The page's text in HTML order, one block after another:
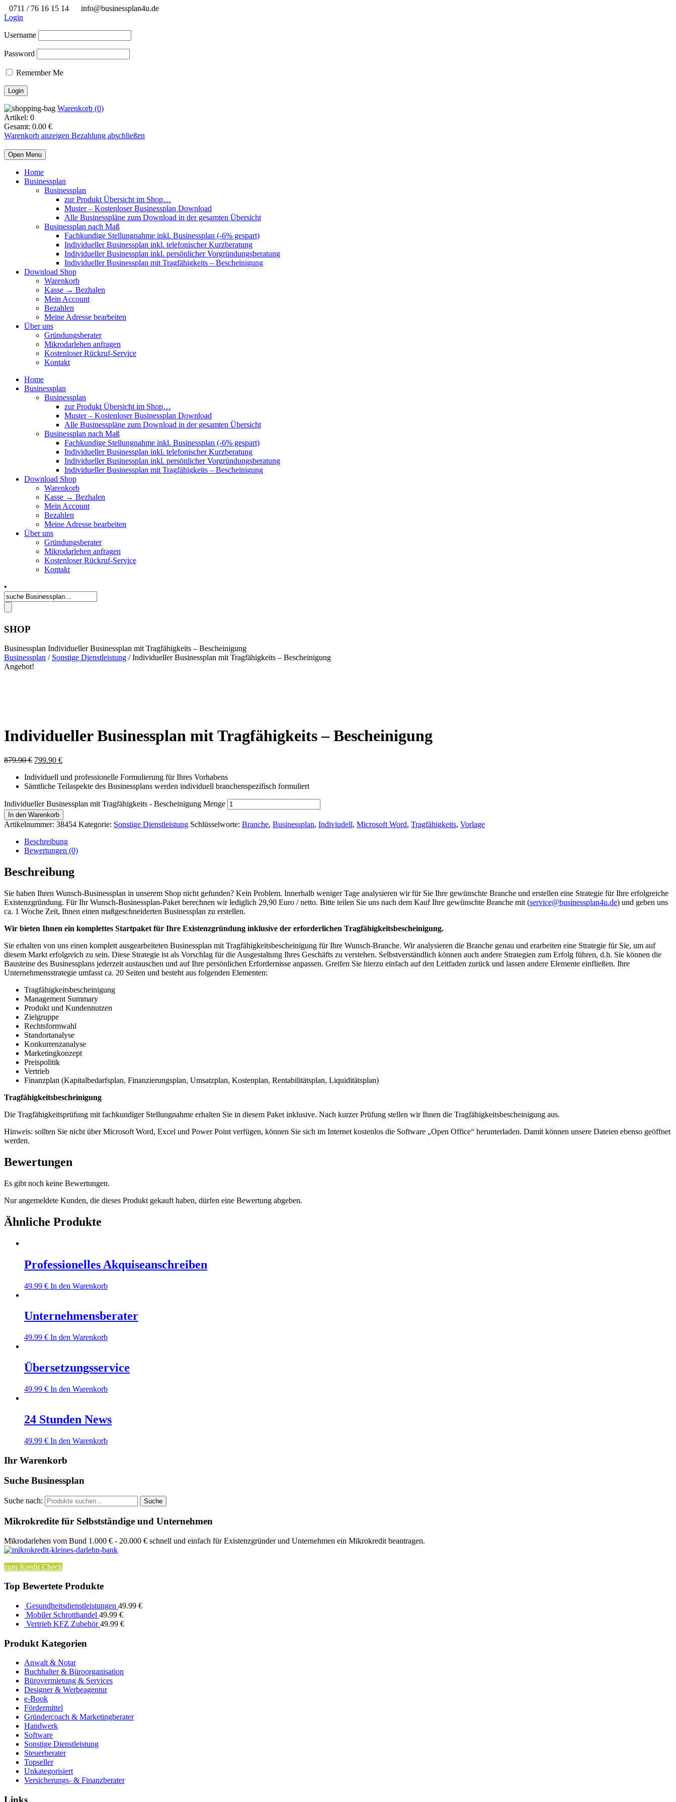
0711 / 76 16 15 14
info@businessplan4u.de
Login
Username
Password
Remember Me
Warenkorb (0)
Artikel: 0
Gesamt: 0.00 €
Warenkorb anzeigen Bezahlung abschließen
Open Menu
Home
Businessplan
Businessplan
zur Produkt Übersicht im Shop…
Muster – Kostenloser Businessplan Download
Alle Businesspläne zum Download in der gesamten Übersicht
Businessplan nach Maß
Fachkundige Stellungnahme inkl. Businessplan (-6% gespart)
Individueller Businessplan inkl. telefonischer Kurzberatung
Individueller Businessplan inkl. persönlicher Vorgründungsberatung
Individueller Businessplan mit Tragfähigkeits – Bescheinigung
Download Shop
Warenkorb
Kasse → Bezhalen
Mein Account
Bezahlen
Meine Adresse bearbeiten
Über uns
Gründungsberater
Mikrodarlehen anfragen
Kostenloser Rückruf-Service
Kontakt
Home
Businessplan
Businessplan
zur Produkt Übersicht im Shop…
Muster – Kostenloser Businessplan Download
Alle Businesspläne zum Download in der gesamten Übersicht
Businessplan nach Maß
Fachkundige Stellungnahme inkl. Businessplan (-6% gespart)
Individueller Businessplan inkl. telefonischer Kurzberatung
Individueller Businessplan inkl. persönlicher Vorgründungsberatung
Individueller Businessplan mit Tragfähigkeits – Bescheinigung
Download Shop
Warenkorb
Kasse → Bezhalen
Mein Account
Bezahlen
Meine Adresse bearbeiten
Über uns
Gründungsberater
Mikrodarlehen anfragen
Kostenloser Rückruf-Service
Kontakt
•
SHOP
Businessplan Individueller Businessplan mit Tragfähigkeits – Bescheinigung
Businessplan / Sonstige Dienstleistung / Individueller Businessplan mit Tragfähigkeits – Bescheinigung
Angebot!
Individueller Businessplan mit Tragfähigkeits – Bescheinigung
879.90€ 799.90 €
Individuell und professionelle Formulierung für Ihres Vorhabens
Sämtliche Teilaspekte des Businessplans werden individuell branchenspezifisch formuliert
Individueller Businessplan mit Tragfähigkeits - Bescheinigung Menge
In den Warenkorb
Artikelnummer: 38454 Kategorie: Sonstige Dienstleistung Schlüsselworte: Branche, Businessplan, Indiviudell, Microsoft Word, Tragfähigkeits, Vorlage
Beschreibung
Bewertungen (0)
Beschreibung
Sie haben Ihren Wunsch-Businessplan in unserem Shop nicht gefunden? Kein Problem. Innerhalb weniger Tage analysieren wir für Sie Ihre gewünschte Branche und erstellen eine Strategie für Ihre erfolgreiche
Existenzgründung. Für Ihr Wunsch-Businessplan-Paket berechnen wir lediglich 29,90 Euro / netto. Bitte teilen Sie uns nach dem Kauf Ihre gewünschte Branche mit (service@businessplan4u.de) und geben uns
ca. 1 Woche Zeit, Ihnen einen maßgeschneiderten Businessplan zu erstellen.
Wir bieten Ihnen ein komplettes Startpaket für Ihre Existenzgründung inklusive der erforderlichen Tragfähigkeitsbescheinigung.
Sie erhalten von uns einen komplett ausgearbeiteten Businessplan mit Tragfähigkeitsbescheinigung für Ihre Wunsch-Branche. Wir analysieren die Branche genau und erarbeiten eine Strategie für Sie, um auf
diesem Markt erfolgreich zu sein. Diese Strategie ist als Vorschlag für die Ausgestaltung Ihres Geschäfts zu verstehen. Selbstverständlich können auch andere Strategien zum Erfolg führen, d.h. Sie können die
Bausteine des Businessplans jederzeit austauschen und auf Ihre persönlichen Erfordernisse anpassen. Greifen Sie hierzu einfach auf den Leitfaden zurück und lassen andere Elemente einfließen. Ihre
Unternehmensstrategie umfasst ca. 20 Seiten und besteht aus folgenden Elementen:
Tragfähigkeitsbescheinigung
Management Summary
Produkt und Kundennutzen
Zielgruppe
Rechtsformwahl
Standortanalyse
Konkurrenzanalyse
Marketingkonzept
Preispolitik
Vertrieb
Finanzplan (Kapitalbedarfsplan, Finanzierungsplan, Umsatzplan, Kostenplan, Rentabilitätsplan, Liquiditätsplan)
Tragfähigkeitsbescheinigung
Die Tragfähigkeitsprüfung mit fachkundiger Stellungnahme erhalten Sie in diesem Paket inklusive. Nach kurzer Prüfung stellen wir Ihnen die Tragfähigkeitsbescheinigung aus.
Hinweis: sollten Sie nicht über Microsoft Word, Excel und Power Point verfügen, können Sie sich im Internet kostenlos die Software „Open Office“ herunterladen. Damit können unsere Dateien ebenso geöffnet
werden.
Bewertungen
Es gibt noch keine Bewertungen.
Nur angemeldete Kunden, die dieses Produkt gekauft haben, dürfen eine Bewertung abgeben.
Ähnliche Produkte
Professionelles Akquiseanschreiben
49.99 € In den Warenkorb
Unternehmensberater
49.99 € In den Warenkorb
Übersetzungsservice
49.99 € In den Warenkorb
24 Stunden News
49.99 € In den Warenkorb
Ihr Warenkorb
Suche Businessplan
Suche nach: Suche
Mikrokredite für Selbstständige und Unternehmen
Mikrodarlehen vom Bund 1.000 € - 20.000 € schnell und einfach für Existenzgründer und Unternehmen ein Mikrokredit beantragen.
zum Kredit Check
Top Bewertete Produkte
Gesundheitsdienstleistungen 49.99 €
Mobiler Schrotthandel 49.99 €
Vertrieb KFZ Zubehör 49.99 €
Produkt Kategorien
Anwalt & Notar
Buchhalter & Büroorganisation
Bürovermietung & Services
Designer & Werbeagentur
e-Book
Fördermittel
Gründercoach & Marketingberater
Handwerk
Software
Sonstige Dienstleistung
Steuerberater
Topseller
Unkategorisiert
Versicherungs- & Finanzberater
Links